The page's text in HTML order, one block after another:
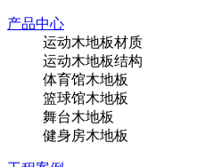
产品中心
运动木地板材质
运动木地板结构
体育馆木地板
篮球馆木地板
舞台木地板
健身房木地板